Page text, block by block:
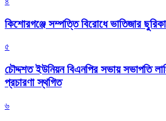
কিশোরগঞ্জে সম্পত্তি বিরোধে ভাতিজার
৫
চৌদ্দশত ইউনিয়ন বিএনপির সভায় সভাপতি
প্রচারণা স্থগিত
৬